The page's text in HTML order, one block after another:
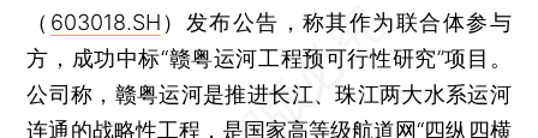
（ 603018.SH ）发布公告，称其作为联合体参与
方，成功中标“赣粤运河工程预可行性研究”项目。
公司称，赣粤运河是推进长江、珠江两大水系运河
连通的战略性工程，是国家高等级航道网“四纵四横